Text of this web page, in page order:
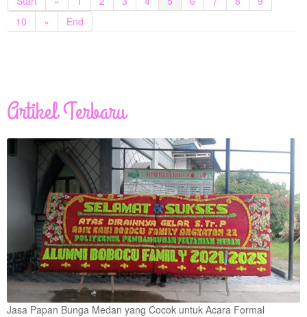
10
» End
Artikel Terbaru
Jasa Papan Bunga Medan yang Cocok untuk Acara Formal